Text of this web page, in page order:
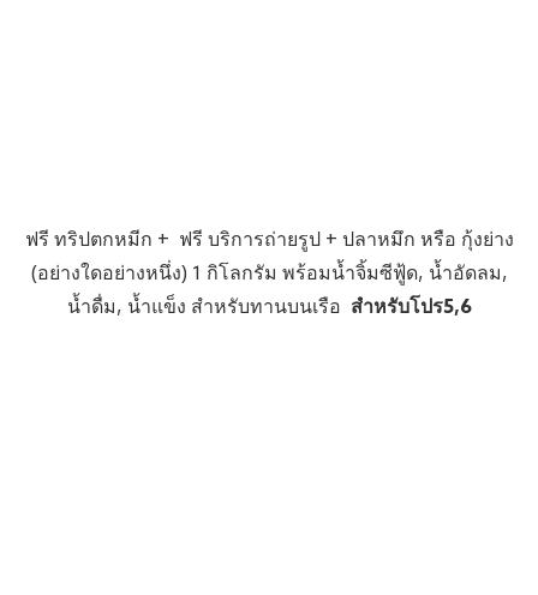
ฟรี ทริปตกหมีก + ฟรี บริการถ่ายรูป + ปลาหมึก หรือ กุ้งย่าง
(อย่างใดอย่างหนึ่ง) 1 กิโลกรัม พร้อมน้ำจิ้มซีฟู้ด, น้ำอัดลม,
น้ำดื่ม, น้ำแข็ง สำหรับทานบนเรือ สำหรับโปร5,6